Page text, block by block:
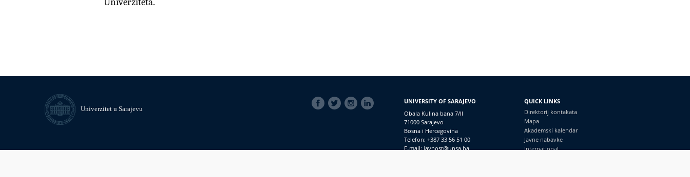
Univerzitet u Sarajevu
SOCIAL
LINKS
UNIVERSITY OF SARAJEVO
Obala Kulina bana 7/II
71000 Sarajevo
Bosna i Hercegovina
Telefon: +387 33 56 51 00
E-mail: javnost@unsa.ba
QUICK LINKS
Direktorij kontakata
Mapa
Akademski kalendar
Javne nabavke
International